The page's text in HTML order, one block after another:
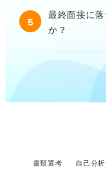
5
最終面接に
か？
書類選考 自己分析